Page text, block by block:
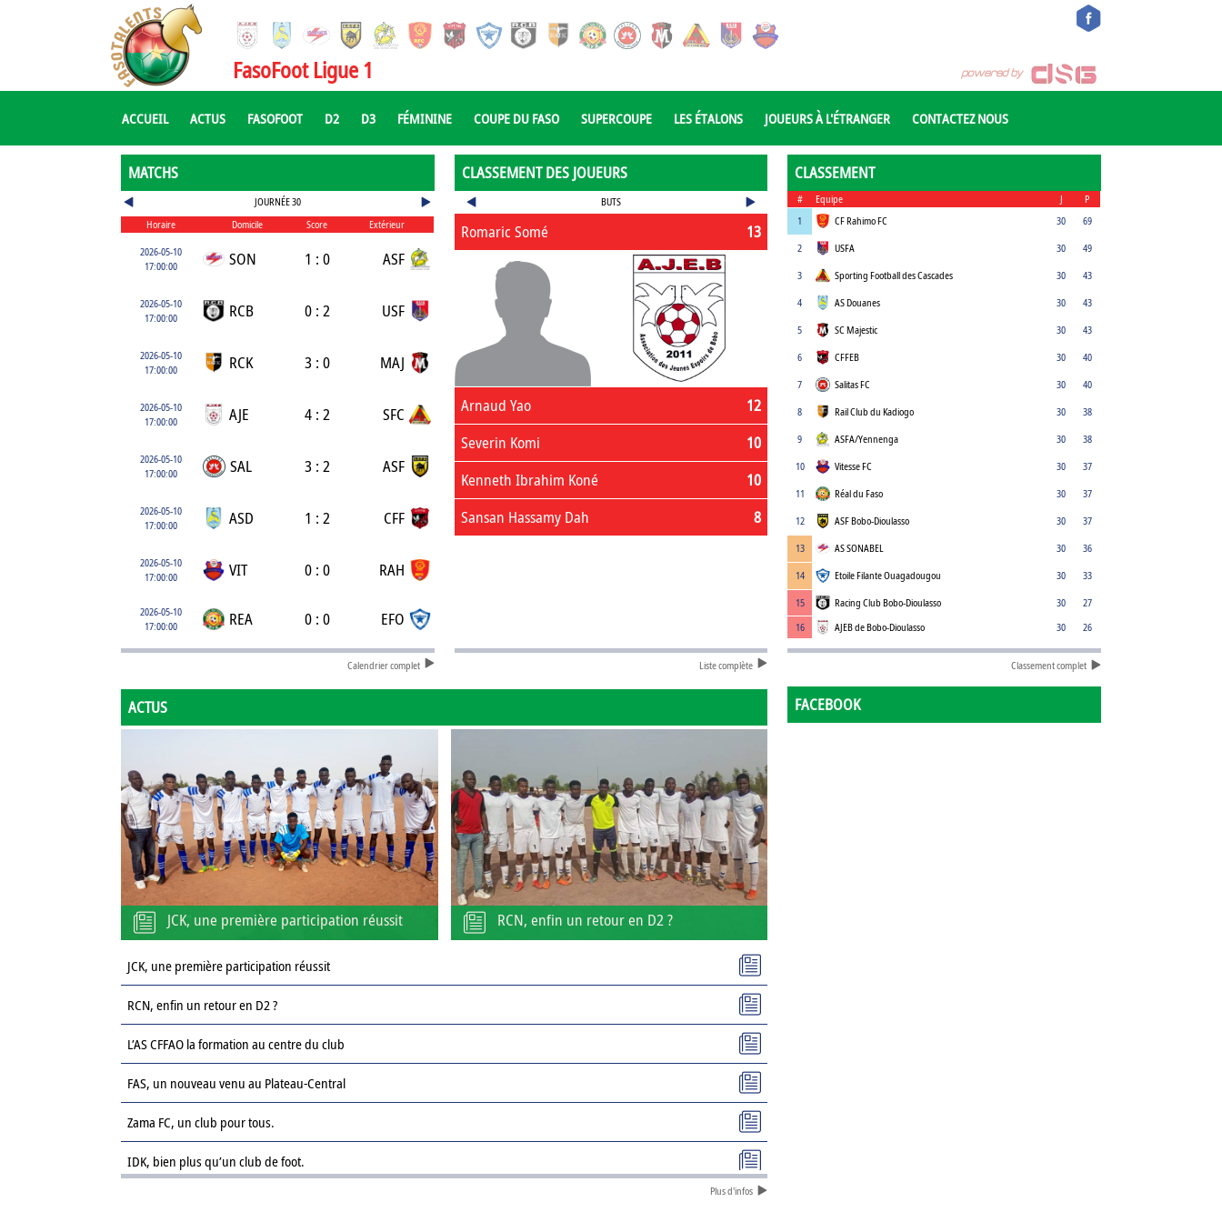
FasoFoot Ligue 1
ACCUEIL ACTUS FASOFOOT D2 D3 FÉMININE COUPE DU FASO SUPERCOUPE LES ÉTALONS JOUEURS À L'ÉTRANGER CONTACTEZ NOUS
MATCHS
JOURNÉE 30
Horaire
Domicile Score
Extérieur
2026-05-10
17:00:00
SON 1 : 0 ASF
2026-05-10
17:00:00
RCB 0 : 2 USF
2026-05-10
17:00:00
RCK 3 : 0 MAJ
2026-05-10
17:00:00
AJE 4 : 2 SFC
2026-05-10
17:00:00
SAL 3 : 2 ASF
2026-05-10
17:00:00
ASD 1 : 2 CFF
2026-05-10
17:00:00
VIT 0 : 0 RAH
2026-05-10
17:00:00
REA 0 : 0 EFO
Calendrier complet
CLASSEMENT DES JOUEURS
BUTS
13
Romaric Somé
12
Arnaud Yao
10
Severin Komi
10
Kenneth Ibrahim Koné
8
Sansan Hassamy Dah
Liste complète
CLASSEMENT
# Equipe J
P
1
CF Rahimo FC 30
69
2
USFA 30
49
3
Sporting Football des Cascades 30
43
4
AS Douanes 30
43
5
SC Majestic 30
43
6
CFFEB 30
40
7
Salitas FC 30
40
8
Rail Club du Kadiogo 30
38
9
ASFA/Yennenga 30
38
10
Vitesse FC 30
37
11
Réal du Faso 30
37
12
ASF Bobo-Dioulasso 30
37
13
AS SONABEL 30
36
14
Etoile Filante Ouagadougou 30
33
15
Racing Club Bobo-Dioulasso 30
27
16
AJEB de Bobo-Dioulasso 30 26
Classement complet
ACTUS
JCK, une première participation réussit RCN, enfin un retour en D2 ?
JCK, une première participation réussit
RCN, enfin un retour en D2 ?
L’AS CFFAO la formation au centre du club
FAS, un nouveau venu au Plateau-Central
Zama FC, un club pour tous.
IDK, bien plus qu’un club de foot.
Plus d'infos
FACEBOOK